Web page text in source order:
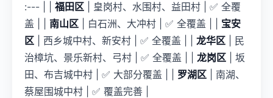
:--- | | 福田区 | 皇岗村、水围村、益田村 | ✅ 全覆
盖 | | 南山区 | 白石洲、大冲村 | ✅ 全覆盖 | | 宝安
区 | 西乡城中村、新安村 | ✅ 全覆盖 | | 龙华区 | 民
治樟坑、景乐新村、弓村 | ✅ 全覆盖 | | 龙岗区 | 坂
田、布吉城中村 | ✅ 大部分覆盖 | | 罗湖区 | 南湖、
蔡屋围城中村 | ✅ 覆盖完善 |